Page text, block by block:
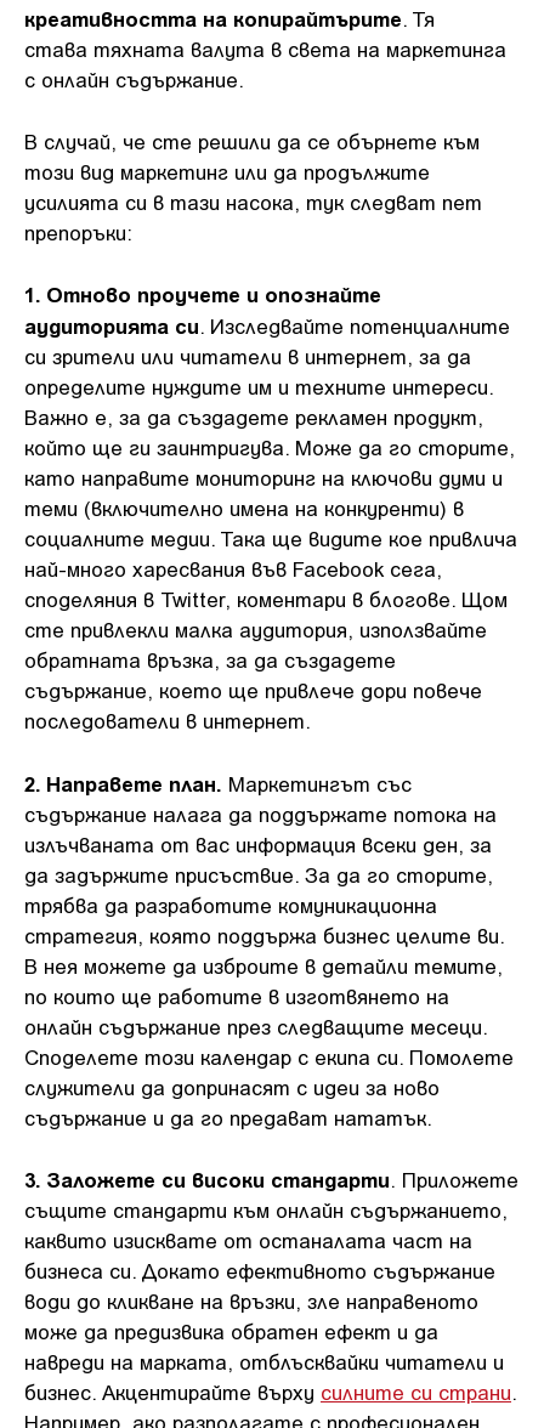
креативността на копирайтърите. Тя
става тяхната валута в света на маркетинга
с онлайн съдържание.
В случай, че сте решили да се обърнете към
този вид маркетинг или да продължите
усилията си в тази насока, тук следват пет
препоръки:
1. Отново проучете и опознайте
аудиторията си. Изследвайте потенциалните
си зрители или читатели в интернет, за да
определите нуждите им и техните интереси.
Важно е, за да създадете рекламен продукт,
който ще ги заинтригува. Може да го сторите,
като направите мониторинг на ключови думи и
теми (включително имена на конкуренти) в
социалните медии. Така ще видите кое привлича
най-много харесвания във Facebook сега,
споделяния в Twitter, коментари в блогове. Щом
сте привлекли малка аудитория, използвайте
обратната връзка, за да създадете
съдържание, което ще привлече дори повече
последователи в интернет.
2. Направете план. Маркетингът със
съдържание налага да поддържате потока на
излъчваната от вас информация всеки ден, за
да задържите присъствие. За да го сторите,
трябва да разработите комуникационна
стратегия, която поддържа бизнес целите ви.
В нея можете да изброите в детайли темите,
по които ще работите в изготвянето на
онлайн съдържание през следващите месеци.
Споделете този календар с екипа си. Помолете
служители да допринасят с идеи за ново
съдържание и да го предават нататък.
3. Заложете си високи стандарти. Приложете
същите стандарти към онлайн съдържанието,
каквито изисквате от останалата част на
бизнеса си. Докато ефективното съдържание
води до кликване на връзки, зле направеното
може да предизвика обратен ефект и да
навреди на марката, отблъсквайки читатели и
бизнес. Акцентирайте върху силните си страни.
Например, ако разполагате с професионален